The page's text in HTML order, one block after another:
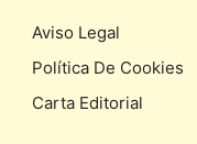
Aviso Legal
Política De Cookies
Carta Editorial